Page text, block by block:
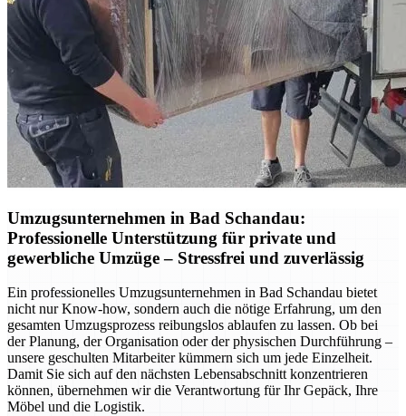
Umzugsunternehmen in Bad Schandau:
Professionelle Unterstützung für private und
gewerbliche Umzüge – Stressfrei und zuverlässig
Ein professionelles Umzugsunternehmen in Bad Schandau bietet
nicht nur Know-how, sondern auch die nötige Erfahrung, um den
gesamten Umzugsprozess reibungslos ablaufen zu lassen. Ob bei
der Planung, der Organisation oder der physischen Durchführung –
unsere geschulten Mitarbeiter kümmern sich um jede Einzelheit.
Damit Sie sich auf den nächsten Lebensabschnitt konzentrieren
können, übernehmen wir die Verantwortung für Ihr Gepäck, Ihre
Möbel und die Logistik.